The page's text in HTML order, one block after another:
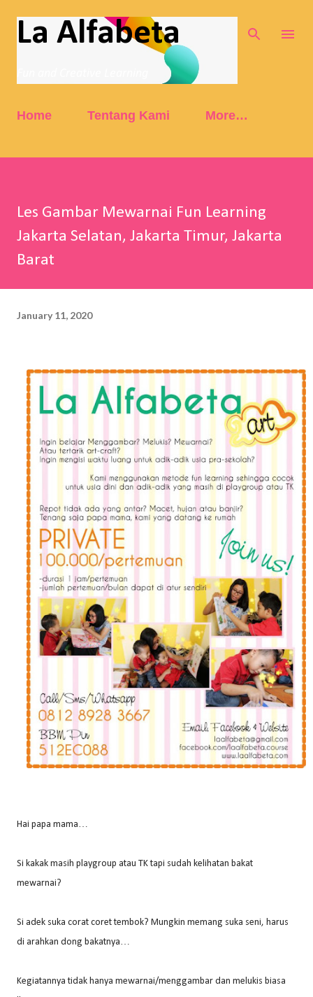
Skip to main content
La Alfabeta
Home Tentang Kami More…
Les Gambar Mewarnai Fun Learning
Jakarta Selatan, Jakarta Timur, Jakarta
Barat
January 11, 2020
Hai papa mama…
Si kakak masih playgroup atau TK tapi sudah kelihatan bakat
mewarnai?
Si adek suka corat coret tembok? Mungkin memang suka seni, harus
di arahkan dong bakatnya…
Kegiatannya tidak hanya mewarnai/menggambar dan melukis biasa